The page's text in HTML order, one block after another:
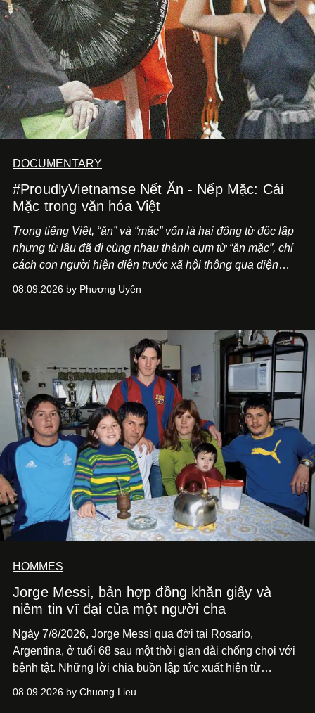
DOCUMENTARY
#ProudlyVietnamse Nết Ăn - Nếp Mặc: Cái
Mặc trong văn hóa Việt
Trong tiếng Việt, “ăn” và “mặc” vốn là hai động từ độc lập
nhưng từ lâu đã đi cùng nhau thành cụm từ “ăn mặc”, chỉ
cách con người hiện diện trước xã hội thông qua diện
“ăn mặc” đơn thuần là việc mặc quần áo, trong đời sống
quát hơn nhiều.
08.09.2026 by Phương Uyên
HOMMES
Jorge Messi, bản hợp đồng khăn giấy và
niềm tin vĩ đại của một người cha
Ngày 7/8/2026, Jorge Messi qua đời tại Rosario,
Argentina, ở tuổi 68 sau một thời gian dài chống chọi với
bệnh tật. Những lời chia buồn lập tức xuất hiện từ
Bóng đá Argentina. Không chỉ dành cho cha của Lionel
08.09.2026 by Chuong Lieu